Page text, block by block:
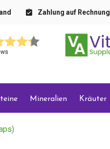
Zahlung auf Rechnung
Mineralien Kräuter